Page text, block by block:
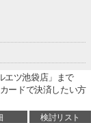
エツ池袋店」まで
ードで決済したい方
検討リスト